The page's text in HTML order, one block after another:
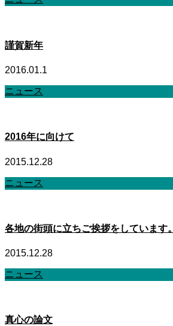
謹賀新年
2016.01.1
ニュース
2016年に向けて
2015.12.28
ニュース
各地の街頭に立ちご挨拶をしています。
2015.12.28
ニュース
真心の論文